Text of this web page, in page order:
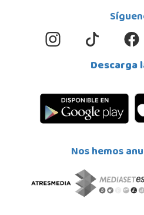
Descarga
Nos hemos